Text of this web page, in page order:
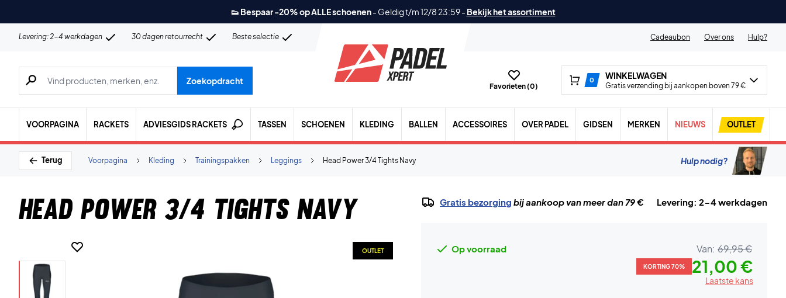
👟 Bespaar -20% op ALLE schoenen- Geldig t/m 12/8 23:59- Bekijk het assortiment
Levering: 2-4 werkdagen 30 dagen retourrecht Beste selectie Cadeaubon Over ons Hulp?
Zoeken naar producten, merken etc.
Zoekopdracht
Favorieten (0)
0 WINKELWAGEN
Gratis verzending bij aankopen boven 79 €
VOORPAGINA RACKETS ADVIESGIDS RACKETS TASSEN SCHOENEN KLEDING BALLEN ACCESSOIRES OVER PADEL GIDSEN MERKEN NIEUWS OUTLET
Terug Head Power 3/4 Tights Navy
Leggings
Trainingspakken
Kleding
Voorpagina Hulp nodig?
Head Power 3/4 Tights Navy
OUTLET
Gratis bezorging bij aankoop van meer dan 79 € Levering: 2-4 werkdagen
Op voorraad Van: 69,95 €
KORTING 70% 21,00 €
Laatste kans